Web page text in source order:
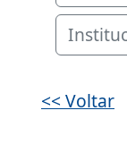
<< Voltar